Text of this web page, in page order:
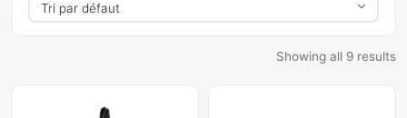
Showing all 9 results